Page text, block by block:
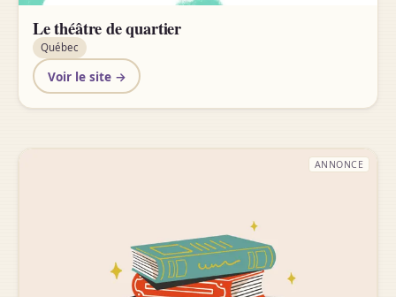
Le théâtre de quartier
Québec
Voir le site →
ANNONCE